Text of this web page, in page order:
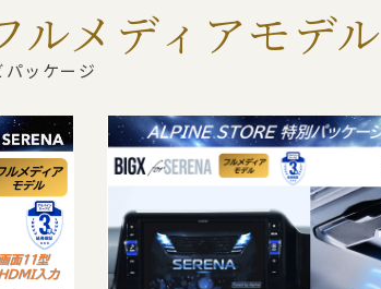
ルメディアモデル
ッケージ